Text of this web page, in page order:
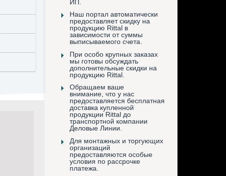
ИП.
Наш портал автоматически
предоставляет скидку на
продукцию Rittal в
зависимости от суммы
выписываемого счета.
При особо крупных заказах
мы готовы обсуждать
дополнительные скидки на
продукцию Rittal.
Обращаем ваше
внимание, что у нас
предоставляется бесплатная
доставка купленной
продукции Rittal до
транспортной компании
Деловые Линии.
Для монтажных и торгующих
организаций
предоставляются особые
условия по рассрочке
платежа.